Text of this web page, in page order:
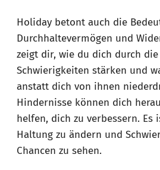
Holiday betont auch die
Durchhaltevermögen und
zeigt dir, wie du dich durch
Schwierigkeiten stärken und
anstatt dich von ihnen
Hindernisse können dich
helfen, dich zu verbessern. Es
Haltung zu ändern und
Chancen zu sehen.